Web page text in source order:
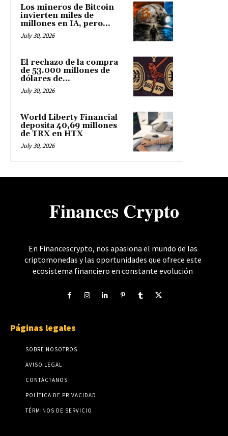
Los mineros de Bitcoin
invierten miles de
millones en IA, pero...
July 30, 2026
El rechazo de la compra
de 53.000 millones de
dólares de...
July 30, 2026
World Liberty Financial
deposita 40,69 millones
de TRX en HTX
July 30, 2026
𝐅𝐢𝐧𝐚𝐧𝐜𝐞𝐬 𝐂𝐫𝐲𝐩𝐭𝐨
En Financescrypto, nos apasiona el mundo de las
criptomonedas y las oportunidades que ofrece este
ecosistema financiero en constante evolución
Páginas legales
SOBRE NOSOTROS
AVISO LEGAL
CONTÁCTANOS
POLÍTICA DE PRIVACIDAD
TÉRMINOS DE SERVICIO